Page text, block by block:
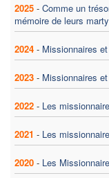
2025 - Comme un
mémoire de leurs
2024 - Missionnaires
2023 - Missionnaires
2022 - Les
2021 - Les
2020 - Les